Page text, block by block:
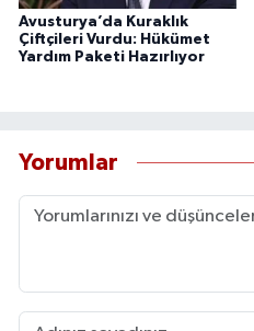
Avusturya’da Kuraklık
Çiftçileri Vurdu: Hükümet
Yardım Paketi Hazırlıyor
Yorumlar